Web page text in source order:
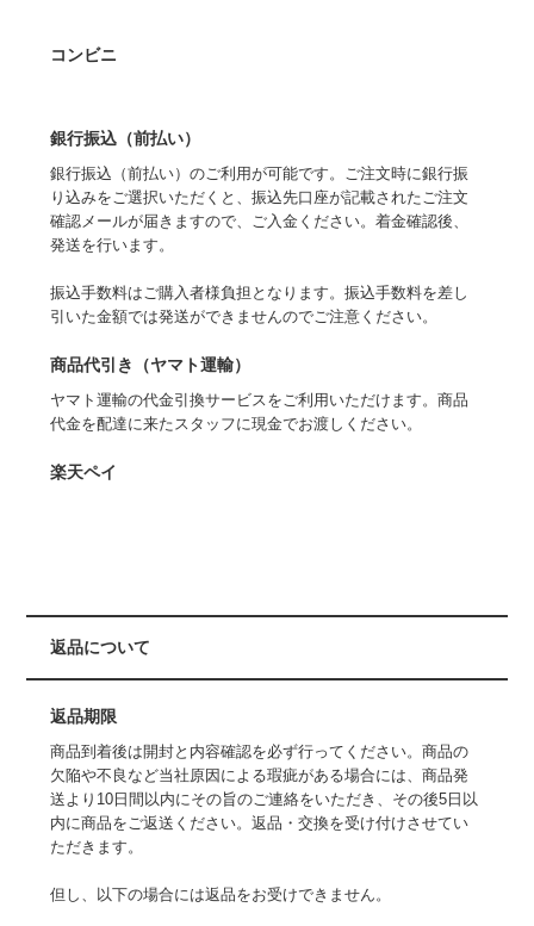
コンビニ
銀行振込（前払い）
銀行振込（前払い）のご利用が可能です。ご注文時に銀行振
り込みをご選択いただくと、振込先口座が記載されたご注文
確認メールが届きますので、ご入金ください。着金確認後、
発送を行います。
振込手数料はご購入者様負担となります。振込手数料を差し
引いた金額では発送ができませんのでご注意ください。
商品代引き（ヤマト運輸）
ヤマト運輸の代金引換サービスをご利用いただけます。商品
代金を配達に来たスタッフに現金でお渡しください。
楽天ペイ
返品について
返品期限
商品到着後は開封と内容確認を必ず行ってください。商品の
欠陥や不良など当社原因による瑕疵がある場合には、商品発
送より10日間以内にその旨のご連絡をいただき、その後5日以
内に商品をご返送ください。返品・交換を受け付けさせてい
ただきます。
但し、以下の場合には返品をお受けできません。